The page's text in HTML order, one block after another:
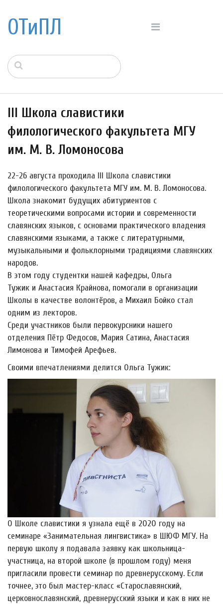
ОТиПЛ
III Школа славистики
филологического факультета МГУ
им. М. В. Ломоносова
22-26 августа проходила III Школа славистики
филологического факультета МГУ им. М. В. Ломоносова.
Школа знакомит будущих абитуриентов с
теоретическими вопросами истории и современности
славянских языков, с основами практического владения
славянскими языками, а также с литературными,
музыкальными и фольклорными традициями славянских
народов.
В этом году студентки нашей кафедры, Ольга
Тужик и Анастасия Крайнова, помогали в организации
Школы в качестве волонтёров, а Михаил Бойко стал
одним из лекторов.
Среди участников были первокурсники нашего
отделения Пётр Федосов, Мария Сатина, Анастасия
Лимонова и Тимофей Арефьев.
Своими впечатлениями делится Ольга Тужик:
О Школе славистики я узнала ещё в 2020 году на
семинаре «Занимательная лингвистика» в ШЮФ МГУ. На
первую школу я подавала заявку как школьница-
участница, на второй школе (в прошлом году) меня
пригласили провести семинар по древнерусскому. Если
точнее, это был мастер-класс «Старославянский,
церковнославянский, древнерусский языки и как в них не